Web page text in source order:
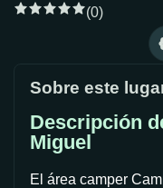
(0)
Sobre este
Descripción
Miguel
El área camper